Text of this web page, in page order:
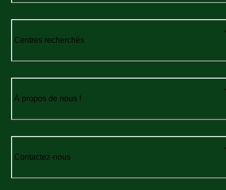
Centres recherchés
À propos de nous !
Contactez-nous